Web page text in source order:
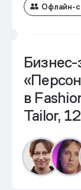
Офлайн-
Бизнес-
в
Tailor,